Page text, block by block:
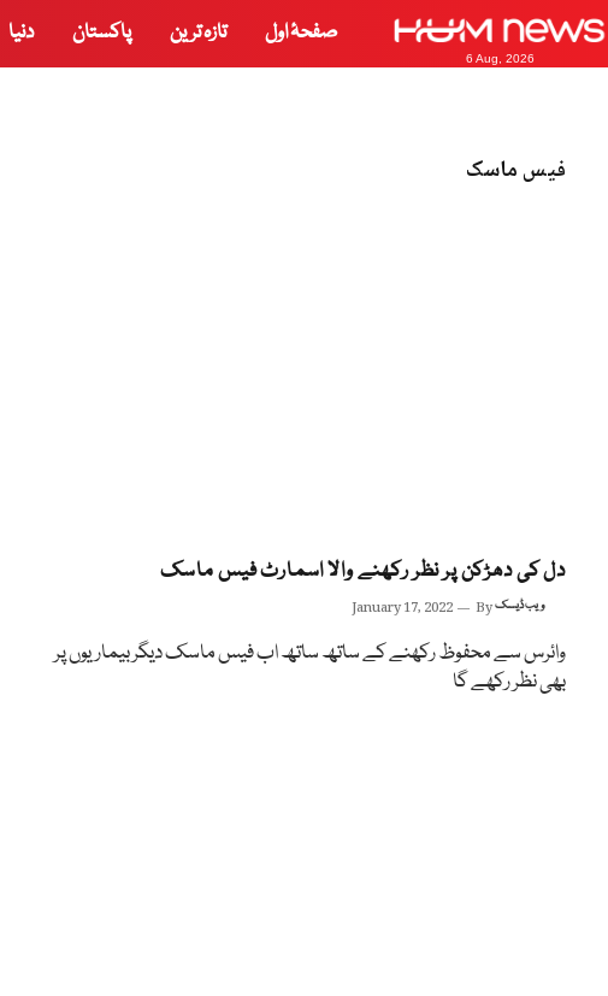
6 Aug, 2026
صفحۂ اول تازہ ترین پاکستان دنیا
فیس ماسک
دل کی دھڑکن پر نظر رکھنے والا اسمارٹ فیس ماسک
January 17, 2022 Byویب ڈیسک
وائرس سے محفوظ رکھنے کے ساتھ ساتھ اب فیس ماسک دیگر بیماریوں پر
بھی نظر رکھے گا